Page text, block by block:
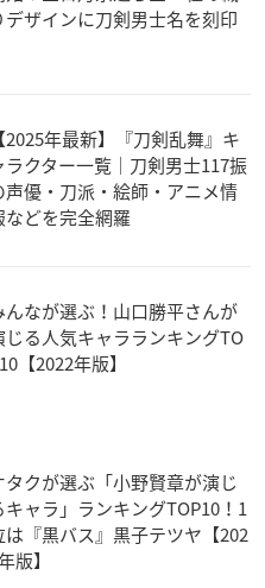
デザインに刀剣男士名を刻印
【2025年最新】『刀剣乱舞』キ
ラクター一覧｜刀剣男士117振
声優・刀派・絵師・アニメ情
などを完全網羅
んなが選ぶ！山口勝平さんが
じる人気キャラランキングTO
【2022年版】
タクが選ぶ「小野賢章が演じ
キャラ」ランキングTOP10！1
は『黒バス』黒子テツヤ【202
版】